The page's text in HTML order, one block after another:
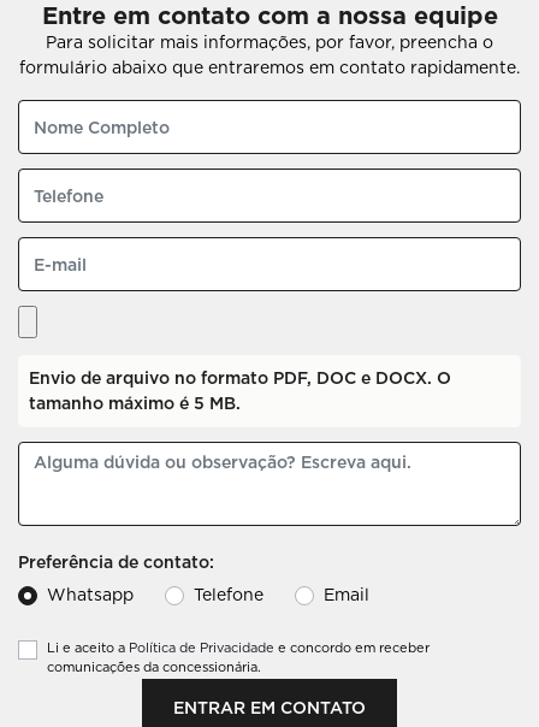
Entre em contato com a nossa equipe
Para solicitar mais informações, por favor, preencha o
formulário abaixo que entraremos em contato rapidamente.
Envio de arquivo no formato PDF, DOC e DOCX. O
tamanho máximo é 5 MB.
Preferência de contato:
Whatsapp
Telefone Email
Li e aceito a Política de Privacidade e concordo em receber
comunicações da concessionária.
ENTRAR EM CONTATO